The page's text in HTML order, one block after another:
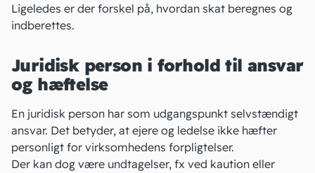
Ligeledes er der forskel på, hvordan skat beregnes og
indberettes.
Juridisk person i forhold til ansvar
og hæftelse
En juridisk person har som udgangspunkt selvstændigt
ansvar. Det betyder, at ejere og ledelse ikke hæfter
personligt for virksomhedens forpligtelser.
Der kan dog være undtagelser, fx ved kaution eller